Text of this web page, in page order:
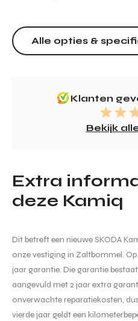
Alle opties &
Klanten
Bekijk
Extra
deze Kamiq
Dit betreft een nieuwe SKODA
onze vestiging in Zaltbommel.
jaar garantie. Die garantie
aangevuld met 2 jaar extra
onverwachte reparatiekosten,
vierde jaar geldt een